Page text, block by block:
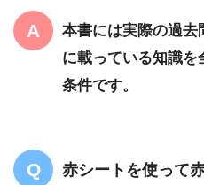
本書には実際の過去
に載っている知識
条件です。
赤シートを使って